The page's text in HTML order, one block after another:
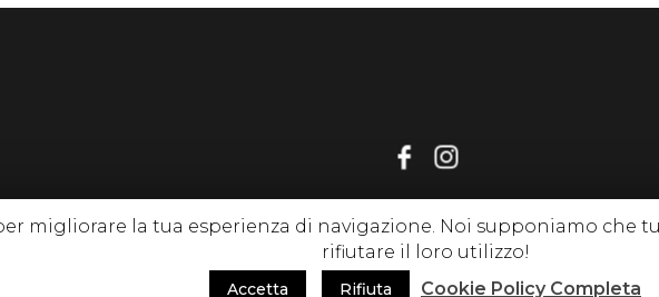
© 2020 www.sognirelax.it , P. Iva 02214650513 | Privacy Policy |
migliorare la tua esperienza di navigazione. Noi supponiamo che
rifiutare il loro utilizzo!
Accetta Rifiuta Cookie Policy Completa